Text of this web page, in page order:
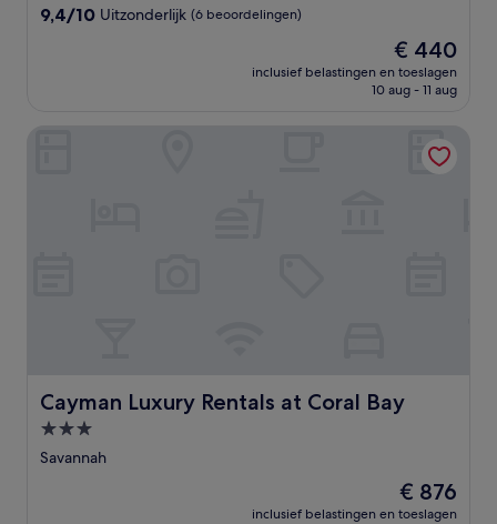
9.4
9,4/10 Uitzonderlijk (6 beoordelingen)
De
prijs
is
€ 440
inclusief belastingen en toeslagen
10 aug - 11 aug
Cayman Luxury Rentals at Coral Bay
Cayman Luxury Rentals at Coral Bay
3.0-
sterrenaccommodatie
Savannah
De
prijs
€ 876
inclusief belastingen en toeslagen